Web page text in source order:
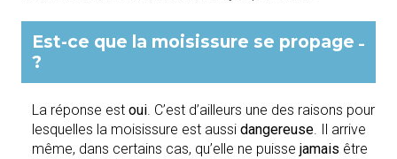
Est-ce que la moisissure se propage
?
-
La réponse est oui. C’est d’ailleurs une des raisons pour
lesquelles la moisissure est aussi dangereuse. Il arrive
même, dans certains cas, qu’elle ne puisse jamais être